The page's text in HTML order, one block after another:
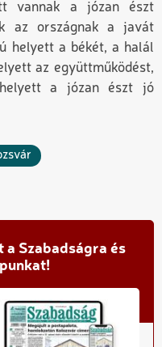
vannak a józan észt
az országnak a javát
helyett a békét, a halál
az együttműködést,
a józan észt jó
a Szabadságra és